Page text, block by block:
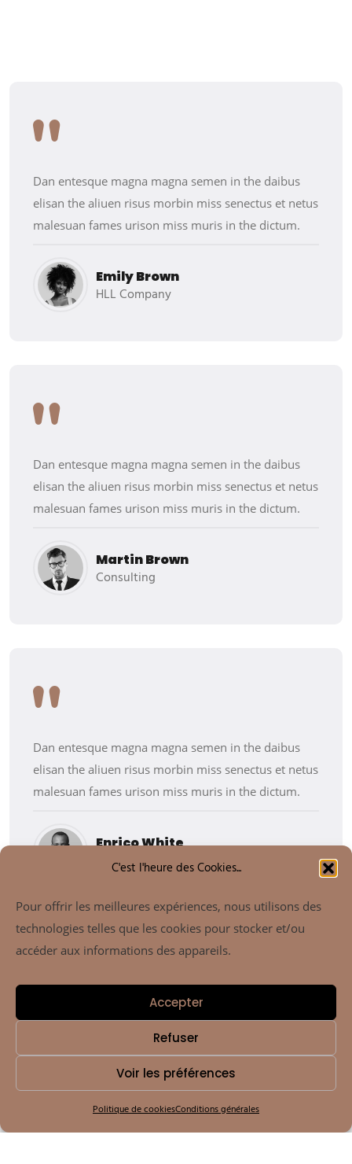
C'est l'heure des Cookies...
Pour offrir les meilleures expériences, nous utilisons des
technologies telles que les cookies pour stocker et/ou
accéder aux informations des appareils.
Accepter
Refuser
Voir les préférences
Politique de cookiesConditions générales
Dan entesque magna magna semen in the daibus
elisan the aliuen risus morbin miss senectus et netus
malesuan fames urison miss muris in the dictum.
Emily Brown
HLL Company
Dan entesque magna magna semen in the daibus
elisan the aliuen risus morbin miss senectus et netus
malesuan fames urison miss muris in the dictum.
Martin Brown
Consulting
Dan entesque magna magna semen in the daibus
elisan the aliuen risus morbin miss senectus et netus
malesuan fames urison miss muris in the dictum.
Enrico White
Lawyer Company
Dan entesque magna magna semen in the daibus
elisan the aliuen risus morbin miss senectus et netus
malesuan fames urison miss muris in the dictum.